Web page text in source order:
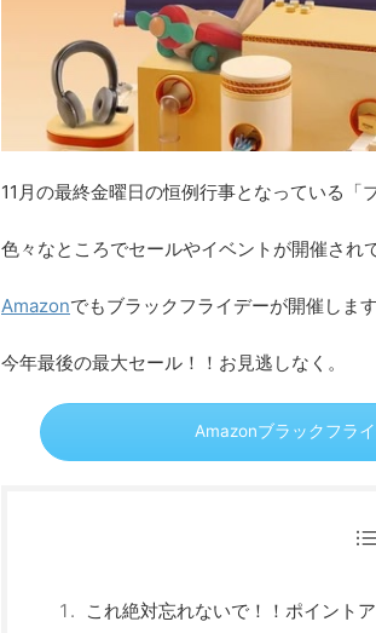
11月の最終金曜日の恒例行事となっている「
色々なところでセールやイベントが開催され
Amazonでもブラックフライデーが開催します
今年最後の最大セール！！お見逃しなく。
Amazonブラックフラ
これ絶対忘れないで！！ポイント